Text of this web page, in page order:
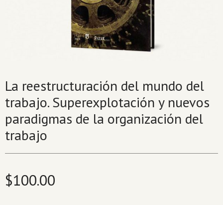
La reestructuración del mundo del
trabajo. Superexplotación y nuevos
paradigmas de la organización del
trabajo
$100.00